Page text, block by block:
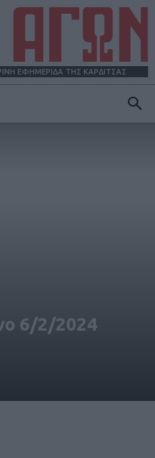
ΕΦΗΜΕΡΙΔΑ ΤΗΣ ΚΑΡΔΙΤΣΑΣ
6/2/2024